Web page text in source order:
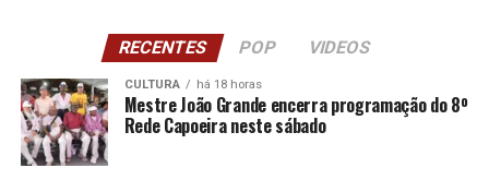
RECENTES POP VIDEOS
CULTURA há 18 horas
Mestre João Grande encerra programação do 8º
Rede Capoeira neste sábado